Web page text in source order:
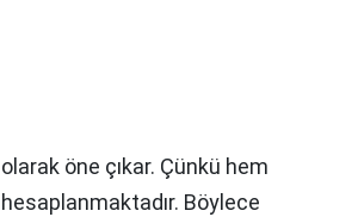
öne çıkar. Çünkü hem
Böylece